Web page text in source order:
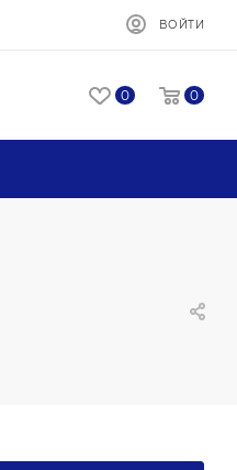
ВОЙТИ
0 0